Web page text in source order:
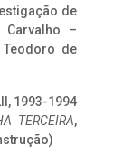
de
–
de
1993-1994
TERCEIRA,